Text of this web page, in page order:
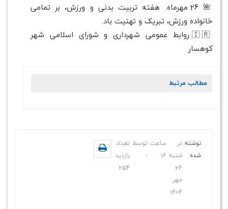
🌺 26 مهرماه. هفته تربیت بدنی و ورزش، بر تمامی
خانواده ورزش، تبریک و تهنیت باد.
🇮🇷 روابط عمومی شهرداری و شورای اسلامی شهر
کوهسار
مطالب مرتبط
نوشته
شده
در
شنبه
26
مهر
1404
ساعت
16
توسط
-
تعداد
بازدید
254